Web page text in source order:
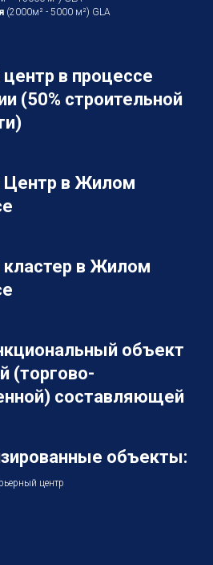
(2000м² - 5000 м²) GLA
в процессе
(50% строительной
Центр в Жилом
кластер в Жилом
объект
(торгово-
составляющей
объекты:
центр